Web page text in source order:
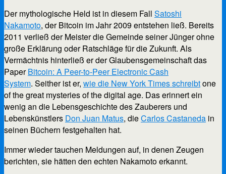
Der mythologische Held ist in diesem Fall Satoshi
Nakamoto, der Bitcoin im Jahr 2009 entstehen ließ. Bereits
2011 verließ der Meister die Gemeinde seiner Jünger ohne
große Erklärung oder Ratschläge für die Zukunft. Als
Vermächtnis hinterließ er der Glaubensgemeinschaft das
PaperBitcoin: A Peer-to-Peer Electronic Cash
System. Seither ist er, wie die New York Times schreibtone
of the great mysteries of the digital age. Das erinnert ein
wenig an die Lebensgeschichte des Zauberers und
Lebenskünstlers Don Juan Matus, dieCarlos Castaneda in
seinen Büchern festgehalten hat.
Immer wieder tauchen Meldungen auf, in denen Zeugen
berichten, sie hätten den echten Nakamoto erkannt.